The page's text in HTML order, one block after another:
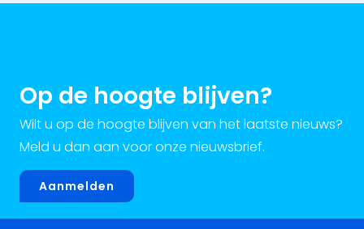
Op de hoogte blijven?
Wilt u op de hoogte blijven van het laatste nieuws?
Meld u dan aan voor onze nieuwsbrief.
Aanmelden